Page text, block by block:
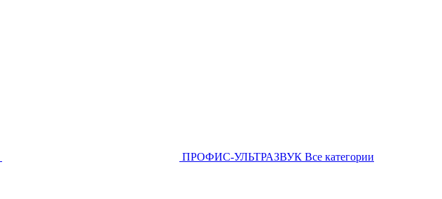
ПРОФИС-УЛЬТРАЗВУК Все категории